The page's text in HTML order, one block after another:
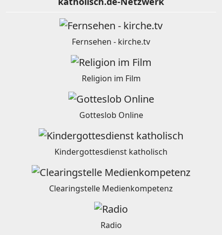
Fernsehen - kirche.tv
Religion im Film
Gotteslob Online
Kindergottesdienst katholisch
Clearingstelle Medienkompetenz
Radio